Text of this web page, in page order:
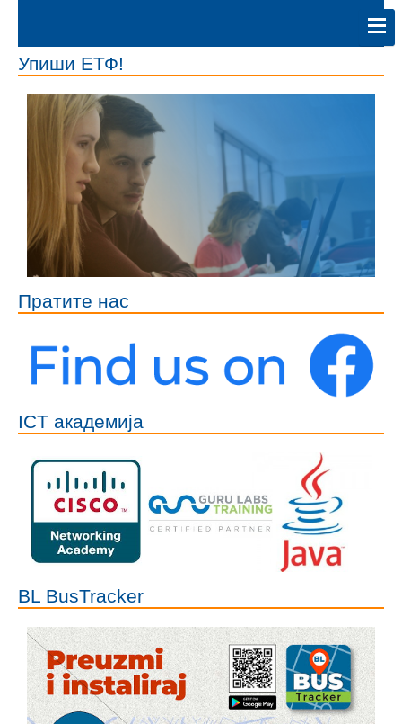
Упиши ЕТФ!
Пратите нас
ICT академија
BL BusTracker